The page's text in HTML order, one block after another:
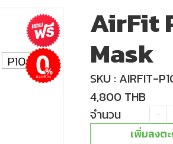
ผ่อนชำระ
AirFit
Mask
SKU : AIRFIT-
4,800 THB
จำนวน
เพิ่มลงต